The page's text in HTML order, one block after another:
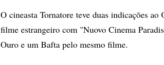
O cineasta Tornatore teve duas indicações
filme estrangeiro com "Nuovo Cinema
Ouro e um Bafta pelo mesmo filme.